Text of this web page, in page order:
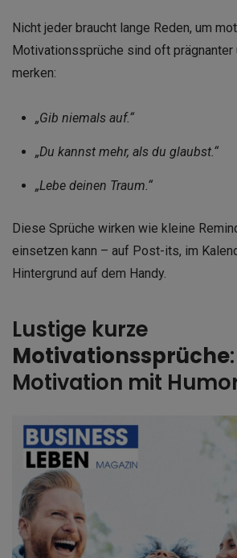
Nicht jeder braucht lange Reden, um
Motivationssprüche sind oft prägnanter
merken:
„Gib niemals auf.“
„Du kannst mehr, als du glaubst.“
„Lebe deinen Traum.“
Diese Sprüche wirken wie kleine
einsetzen kann – auf Post-its, im
Hintergrund auf dem Handy.
Lustige kurze
Motivationssprüche:
Motivation mit